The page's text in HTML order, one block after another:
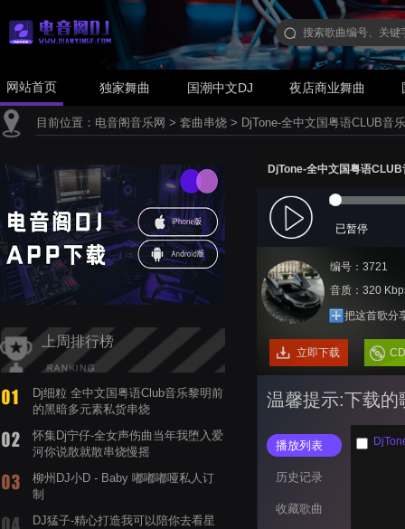
网站首页 独家舞曲 国潮中文DJ 夜店商业舞曲
目前位置： 电音阁音乐网 > 套曲串烧 > DjTone-全中文国粤语CLUB音
上周排行榜
Dj细粒 全中文国粤语Club音乐黎明前
的黑暗多元素私货串烧
怀集Dj宁仔-全女声伤曲当年我堕入爱
河你说散就散串烧慢摇
柳州DJ小D - Baby 嘟嘟嘟哑私人订
制
DJ猛子-精心打造我可以陪你去看星
DjTone-全中文国粤语
已暂停
编号：3721
音质：320
把这首歌分
立即下载
温馨提示:下载的
播放列表
历史记录
收藏歌曲